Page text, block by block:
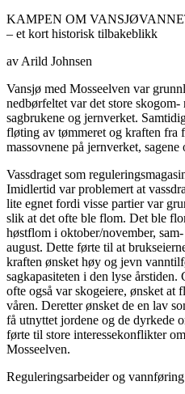
KAMPEN OM
– et kort historisk tilbakeblikk
av Arild Johnsen
Vansjø med Mosseelven var
nedbørfeltet var det store
sagbrukene og jernverket.
fløting av tømmeret og kraften fra
massovnene på jernverket, sagene
Vassdraget som
Imidlertid var problemert at
lite egnet fordi visse partier var
slik at det ofte ble flom. Det ble
høstflom i oktober/november,
august. Dette førte til at
kraften ønsket høy og jevn
sagkapasiteten i den lyse
ofte også var skogeiere, ønsket at
våren. Deretter ønsket de en lav
få utnyttet jordene og de dyrkede
førte til store interessekonflikter
Mosseelven.
Reguleringsarbeider og vannføring